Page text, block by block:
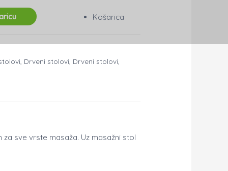
Košarica
Drveni stolovi Drveni stolovi
sve vrste masaža. Uz masažni stol